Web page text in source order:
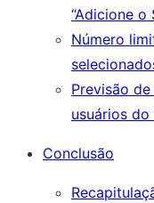
“Adicione o
Número
Previsão
usuários do
Conclusão